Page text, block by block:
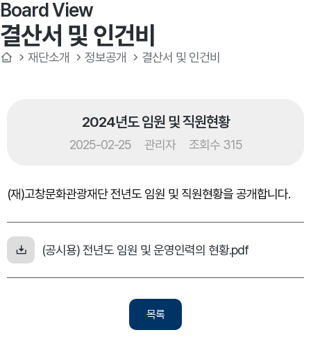
Board View
결산서 및 인건비
재단소개 정보공개 결산서 및 인건비
2024년도 임원 및 직원현황
2025-02-25 관리자 조회수 315
(재)고창문화관광재단 전년도 임원 및 직원현황을 공개합니다.
(공시용) 전년도 임원 및 운영인력의 현황.pdf
목록